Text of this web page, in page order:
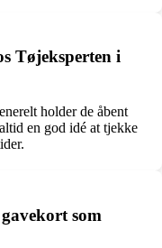
Tøjeksperten i
holder de åbent
en god idé at tjekke
som